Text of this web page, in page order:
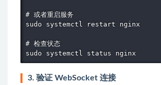
# 或者重启服务
sudo systemctl restart nginx
# 检查状态
sudo systemctl status nginx
3. 验证 WebSocket 连接